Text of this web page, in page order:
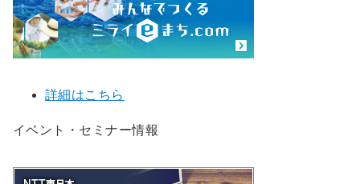
詳細はこちら
イベント・セミナー情報